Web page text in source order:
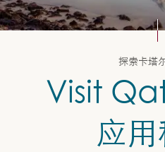
探索卡塔
Visit
应